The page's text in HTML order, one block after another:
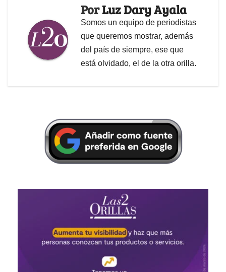
PorLuz Dary Ayala
Somos un equipo de periodistas
que queremos mostrar, además
del país de siempre, ese que
está olvidado, el de la otra orilla.